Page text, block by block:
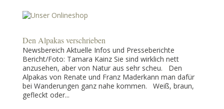
Den Alpakas verschrieben
Newsbereich Aktuelle Infos und Presseberichte
Bericht/Foto: Tamara Kainz Sie sind wirklich nett
anzusehen, aber von Natur aus sehr scheu. Den
Alpakas von Renate und Franz Maderkann man dafür
bei Wanderungen ganz nahe kommen. Weiß, braun,
gefleckt oder...